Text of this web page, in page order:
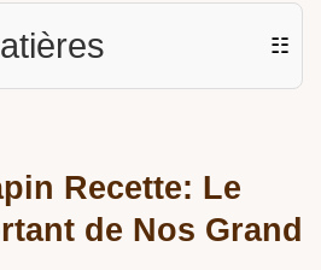
☷
Recette: Le
de Nos Grand